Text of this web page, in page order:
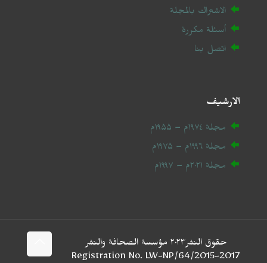
الاشتراك بالمجلة
أسئلة مكررة
اتصل بنا
الارشيف
مجلة ۱۹۷٤م – ۱۹۵۵م
مجلة ۱۹۹٦م – ۱۹۷۵م
مجلة ۲۰ ۲۱ م – ۱۹۹۷م
حقوق النشر۲۰۲٣ مؤسسة الصحافة والنشر
2017-Registration No. LW-NP/64/2015